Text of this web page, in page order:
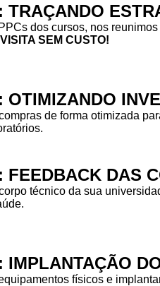
TRAÇANDO
dos cursos, nos
SEM CUSTO!
OTIMIZANDO
de forma otimizada
FEEDBACK DAS
técnico da sua
IMPLANTAÇÃO
físicos e